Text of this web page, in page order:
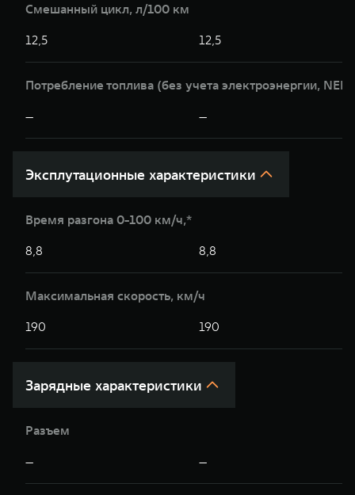
Смешанный цикл, л/100 км
12,5 12,5
Потребление топлива (без учета электроэнергии,
— —
Эксплутационные характеристики
Время разгона 0-100 км/ч,*
8,8 8,8
Максимальная скорость, км/ч
190 190
Зарядные характеристики
Разъем
— —